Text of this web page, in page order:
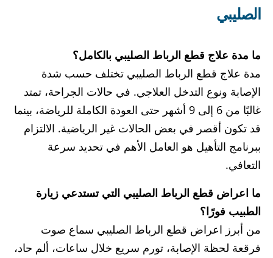
الصليبي
ما مدة علاج قطع الرباط الصليبي بالكامل؟
مدة علاج قطع الرباط الصليبي تختلف حسب شدة
الإصابة ونوع التدخل العلاجي. في حالات الجراحة، تمتد
غالبًا من 6 إلى 9 أشهر حتى العودة الكاملة للرياضة، بينما
قد تكون أقصر في بعض الحالات غير الرياضية. الالتزام
ببرنامج التأهيل هو العامل الأهم في تحديد سرعة
التعافي.
ما اعراض قطع الرباط الصليبي التي تستدعي زيارة
الطبيب فورًا؟
من أبرز اعراض قطع الرباط الصليبي سماع صوت
فرقعة لحظة الإصابة، تورم سريع خلال ساعات، ألم حاد،